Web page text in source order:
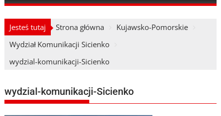
Jesteś tutaj Strona główna
Kujawsko-Pomorskie
Wydział Komunikacji Sicienko
wydzial-komunikacji-Sicienko
wydzial-komunikacji-Sicienko